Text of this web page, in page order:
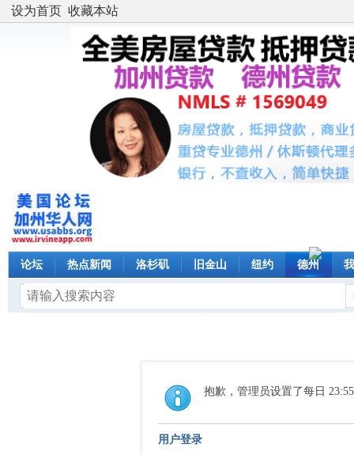
设为首页 收藏本站
论坛 热点新闻 洛杉矶 旧金山 纽约 德州
抱歉，管理员设置了每日
用户登录